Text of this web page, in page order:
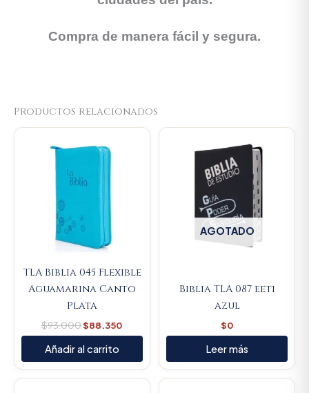
Compra de manera fácil y segura.
Productos relacionados
TLA Biblia 045 Flexible
Aguamarina Canto
Plata
$93.000
price
was:
$93.000.
$88.350
Current
Añadir al carrito
AGOTADO
Biblia TLA 087 eeti
azul
$0
Leer más
Current